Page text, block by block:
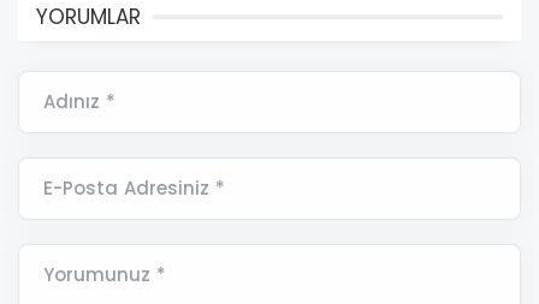
YORUMLAR
Adınız *
E-Posta Adresiniz *
Yorumunuz *